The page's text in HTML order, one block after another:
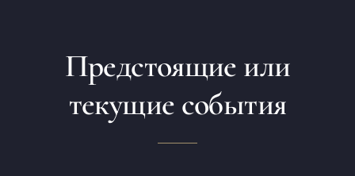
Предстоящие или
текущие события